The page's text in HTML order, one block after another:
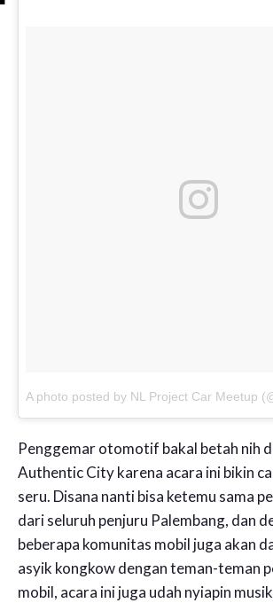
Penggemar otomotif bakal betah nih
Authentic City karena acara ini bikin
seru. Disana nanti bisa ketemu sama
dari seluruh penjuru Palembang, dan
beberapa komunitas mobil juga akan
asyik kongkow dengan teman-teman
mobil, acara ini juga udah nyiapin